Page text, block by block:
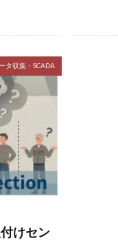
タ収集・SCADA
けセン